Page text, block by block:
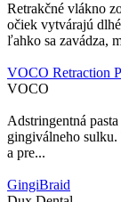
Retrakčné vlákno
očiek vytvárajú
ľahko sa zavádza,
VOCO Retraction
VOCO
Adstringentná
gingiválneho
a pre...
GingiBraid